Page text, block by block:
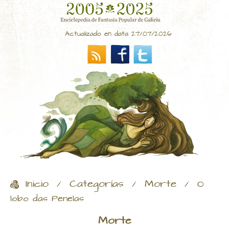
Actualizado en data 27/07/2026
Inicio / Categorías / Morte / O
lobo das Penelas
Morte